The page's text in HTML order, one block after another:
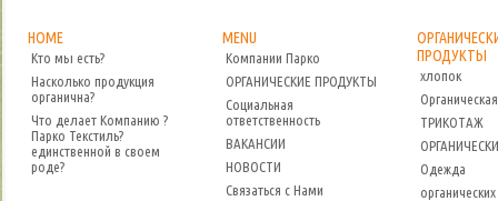
HOME
Кто мы есть?
Насколько продукция
органична?
Что делает Компанию ?
Парко Текстиль?
единственной в своем
роде?
MENU
Компании Парко
ОРГАНИЧЕСКИЕ ПРОДУКТЫ
Социальная
ответственность
ВАКАНСИИ
НОВОСТИ
Связаться с Нами
ПРОДУКТЫ
хлопок
ТРИКОТАЖ
Одежда